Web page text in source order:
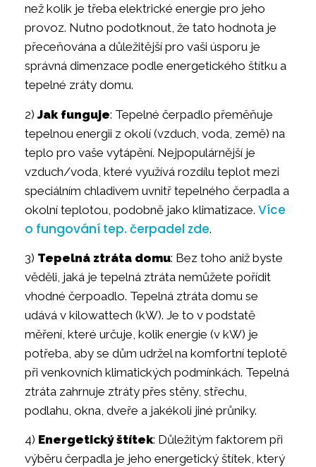
než kolik je třeba elektrické energie pro jeho
provoz. Nutno podotknout, že tato hodnota je
přeceňována a důležitější pro vaši úsporu je
správná dimenzace podle energetického štítku a
tepelné zráty domu.
2) Jak funguje: Tepelné čerpadlo přeměňuje
tepelnou energii z okolí (vzduch, voda, země) na
teplo pro vaše vytápění. Nejpopulárnější je
vzduch/voda, které využívá rozdílu teplot mezi
speciálním chladivem uvnitř tepelného čerpadla a
okolní teplotou, podobně jako klimatizace. Více
o fungování tep. čerpadel zde.
3) Tepelná ztráta domu: Bez toho aniž byste
věděli, jaká je tepelná ztráta nemůžete pořídit
vhodné čerpoadlo. Tepelná ztráta domu se
udává v kilowattech (kW). Je to v podstatě
měření, které určuje, kolik energie (v kW) je
potřeba, aby se dům udržel na komfortní teplotě
při venkovních klimatických podmínkách. Tepelná
ztráta zahrnuje ztráty přes stěny, střechu,
podlahu, okna, dveře a jakékoli jiné průniky.
4) Energetický štítek: Důležitým faktorem při
výběru čerpadla je jeho energetický štítek, který